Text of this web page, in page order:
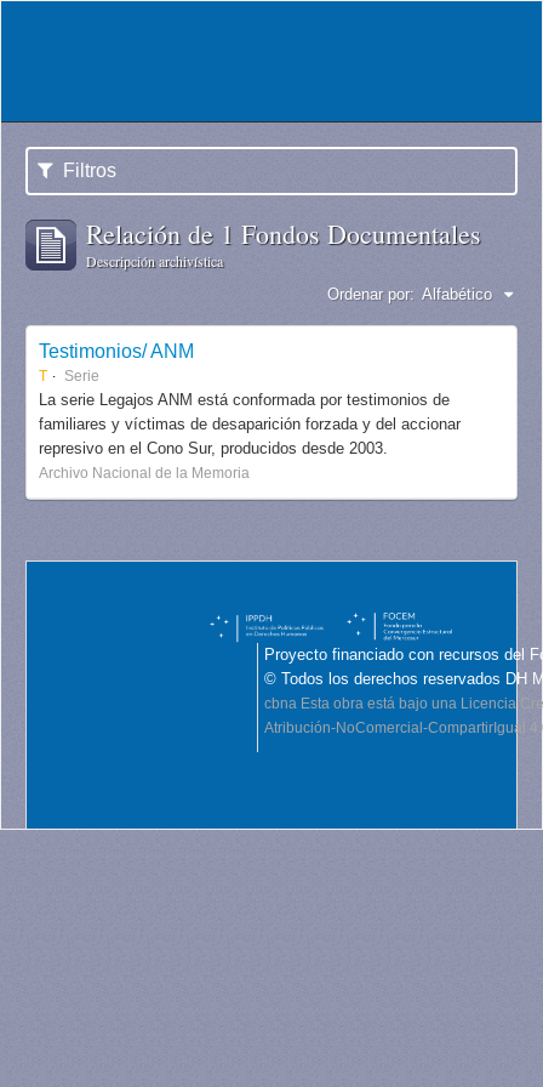
Filtros
Relación de 1 Fondos Documentales
Descripción archivística
Ordenar por: Alfabético
Testimonios/ ANM
T Serie
La serie Legajos ANM está conformada por testimonios de
familiares y víctimas de desaparición forzada y del accionar
represivo en el Cono Sur, producidos desde 2003.
Archivo Nacional de la Memoria
Proyecto financiado con recursos del
© Todos los derechos reservados DH
cbna Esta obra está bajo una Licencia
Atribución-NoComercial-CompartirIgual